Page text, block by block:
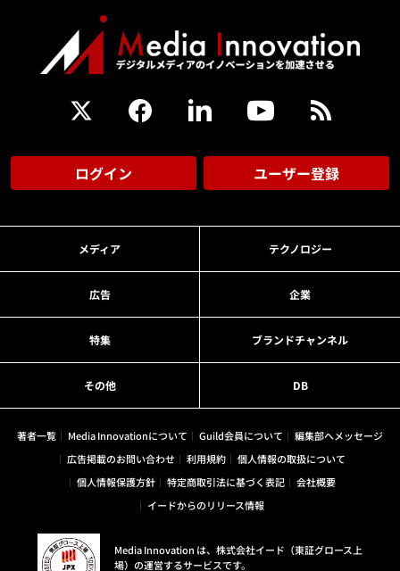
ログイン ユーザー登録
メディア テクノロジー
広告 企業
特集 ブランドチャンネル
その他 DB
著者一覧 Media Innovationについて Guild会員について
編集部へメッセージ
広告掲載のお問い合わせ
利用規約
個人情報の取扱について
個人情報保護方針
特定商取引法に基づく表記
会社概要
イードからのリリース情報
Media Innovation は、株式会社イード（東証グロース上
場）の運営するサービスです。